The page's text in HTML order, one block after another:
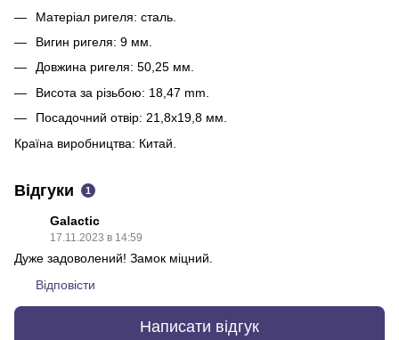
Матеріал ригеля: сталь.
Вигин ригеля: 9 мм.
Довжина ригеля: 50,25 мм.
Висота за різьбою: 18,47 mm.
Посадочний отвір: 21,8х19,8 мм.
Країна виробництва: Китай.
Відгуки 1
Galactic
17.11.2023 в 14:59
Дуже задоволений! Замок міцний.
Відповісти
Написати відгук